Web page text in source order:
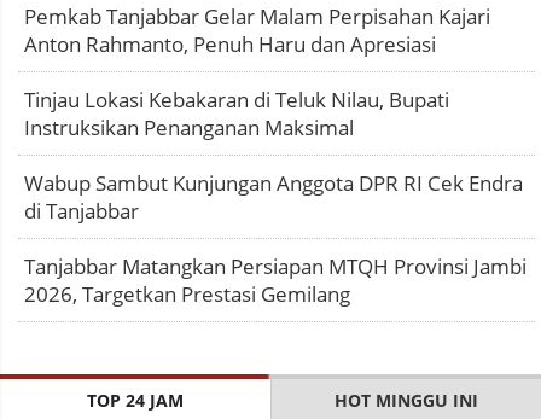
Pemkab Tanjabbar Gelar Malam Perpisahan Kajari
Anton Rahmanto, Penuh Haru dan Apresiasi
Tinjau Lokasi Kebakaran di Teluk Nilau, Bupati
Instruksikan Penanganan Maksimal
Wabup Sambut Kunjungan Anggota DPR RI Cek Endra
di Tanjabbar
Tanjabbar Matangkan Persiapan MTQH Provinsi Jambi
2026, Targetkan Prestasi Gemilang
TOP 24 JAM HOT MINGGU INI